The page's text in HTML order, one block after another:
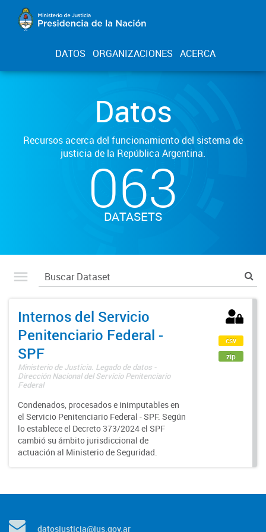
DATOS ORGANIZACIONES ACERCA
Datos
Recursos acerca del funcionamiento del sistema de
justicia de la República Argentina.
063
DATASETS
Internos del Servicio
Penitenciario Federal -
SPF
Ministerio de Justicia. Legado de datos -
Dirección Nacional del Servicio Penitenciario
Federal
Condenados, procesados e inimputables en
el Servicio Penitenciario Federal - SPF. Según
lo establece el Decreto 373/2024 el SPF
cambió su ámbito jurisdiccional de
actuación al Ministerio de Seguridad.
csv
zip
datosjusticia@jus.gov.ar